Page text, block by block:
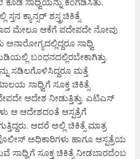
ಕ್ಯಾನ್ಸರ್ ಶಸ್ತ್ರಚಿಕಿತ್ಸೆ
ಮೇಲೂ ಆಕೆಗೆ ಪದೇಪದೇ ನೋವು
ಅನಾರೋಗ್ಯದಲ್ಲಿದ್ದರೂ ಸಾಧ್ವಿ
ಬಂಧನದಲ್ಲಿರಬೇಕಾಗಿತ್ತು.
ಸಡಿಲಗೊಳಿಸಿದ್ದರೂ ಮತ್ತೆ
ಸಾಧ್ವಿಗೆ ಸೂಕ್ತ ಚಿಕಿತ್ಸೆ
ಆದೇಶ ನೀಡುತ್ತಿತ್ತು. ಎಟಿಎಸ್
ಆ ಆದೇಶದಂತೆ ಆಸ್ಪತ್ರೆಗೆ
ಆದರೆ ಅಲ್ಲಿ ಚಿಕಿತ್ಸೆ ಮಾತ್ರ
ಪೊಲೀಸ್ ಅಧಿಕಾರಿಗಳು ಹಾಗೂ ಆಸ್ಪತ್ರೆಯ
ಸಾಧ್ವಿಗೆ ಸೂಕ್ತ ಚಿಕಿತ್ಸೆ ನೀಡಬಾರದೆಂಬ